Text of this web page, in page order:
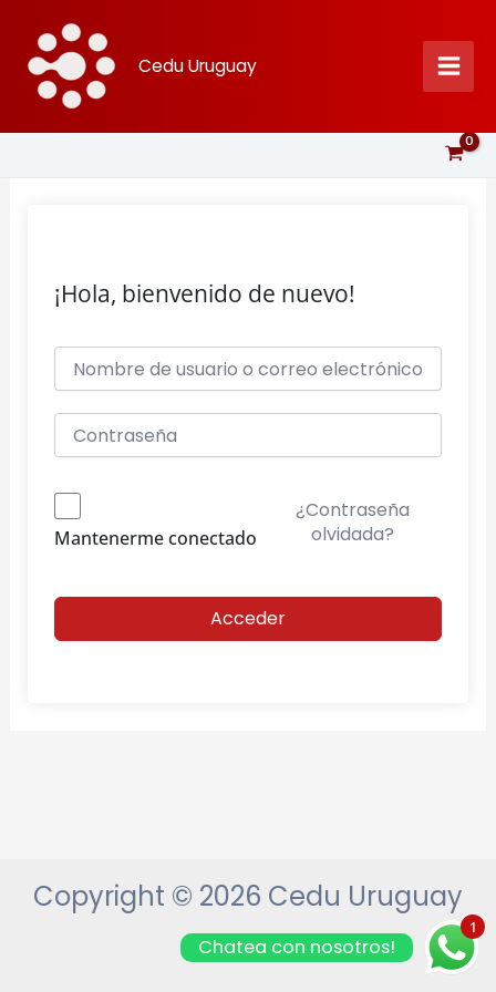
contenido
Cedu Uruguay
¡Hola, bienvenido de nuevo!
Mantenerme conectado
¿Contraseña
olvidada?
Acceder
Copyright © 2026 Cedu Uruguay
1
Chatea con nosotros!